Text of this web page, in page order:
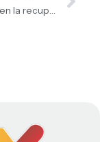
Cantv avanza en la recuperación de servicios de telecomunicaciones en la región central